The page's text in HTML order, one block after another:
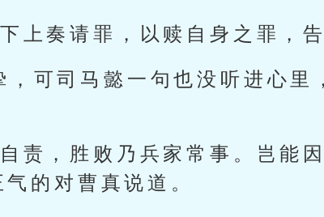
上奏请罪，以赎自身之罪，
，可司马懿一句也没听进心里
责，胜败乃兵家常事。岂能
的对曹真说道。